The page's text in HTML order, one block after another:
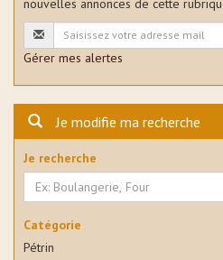
nouvelles annonces de cette
Gérer mes alertes
Je modifie ma recherche
Je recherche
Catégorie
Pétrin